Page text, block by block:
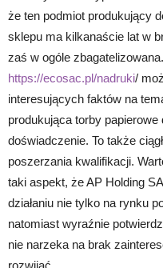
że ten podmiot produkujący
sklepu ma kilkanaście lat w
zaś w ogóle
https://ecosac.pl/nadruki/
interesujących faktów na
produkująca torby
doświadczenie. To także
poszerzania kwalifikacji.
taki aspekt, że AP Holding
działaniu nie tylko na rynku
natomiast wyraźnie
nie narzeka na brak
rozwijać.